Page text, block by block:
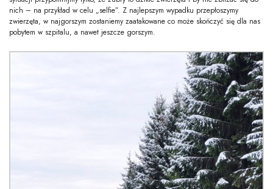
nich – na przykład w celu „selfie”. Z najlepszym wypadku przepłoszymy
zwierzęta, w najgorszym zostaniemy zaatakowane co może skończyć się dla nas
pobytem w szpitalu, a nawet jeszcze gorszym.